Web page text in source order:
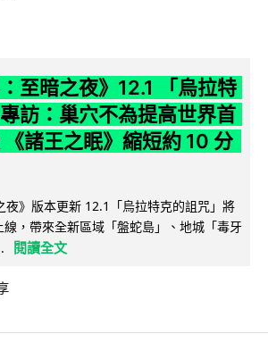
至暗之夜》12.1 「烏拉特
訪：巢穴不為提高世界首
諸王之眠》縮短約 10 分
夜》版本更新 12.1「烏拉特克的詛咒」將
，帶來全新區域「盤蛇島」、地城「毒牙
閱讀全文